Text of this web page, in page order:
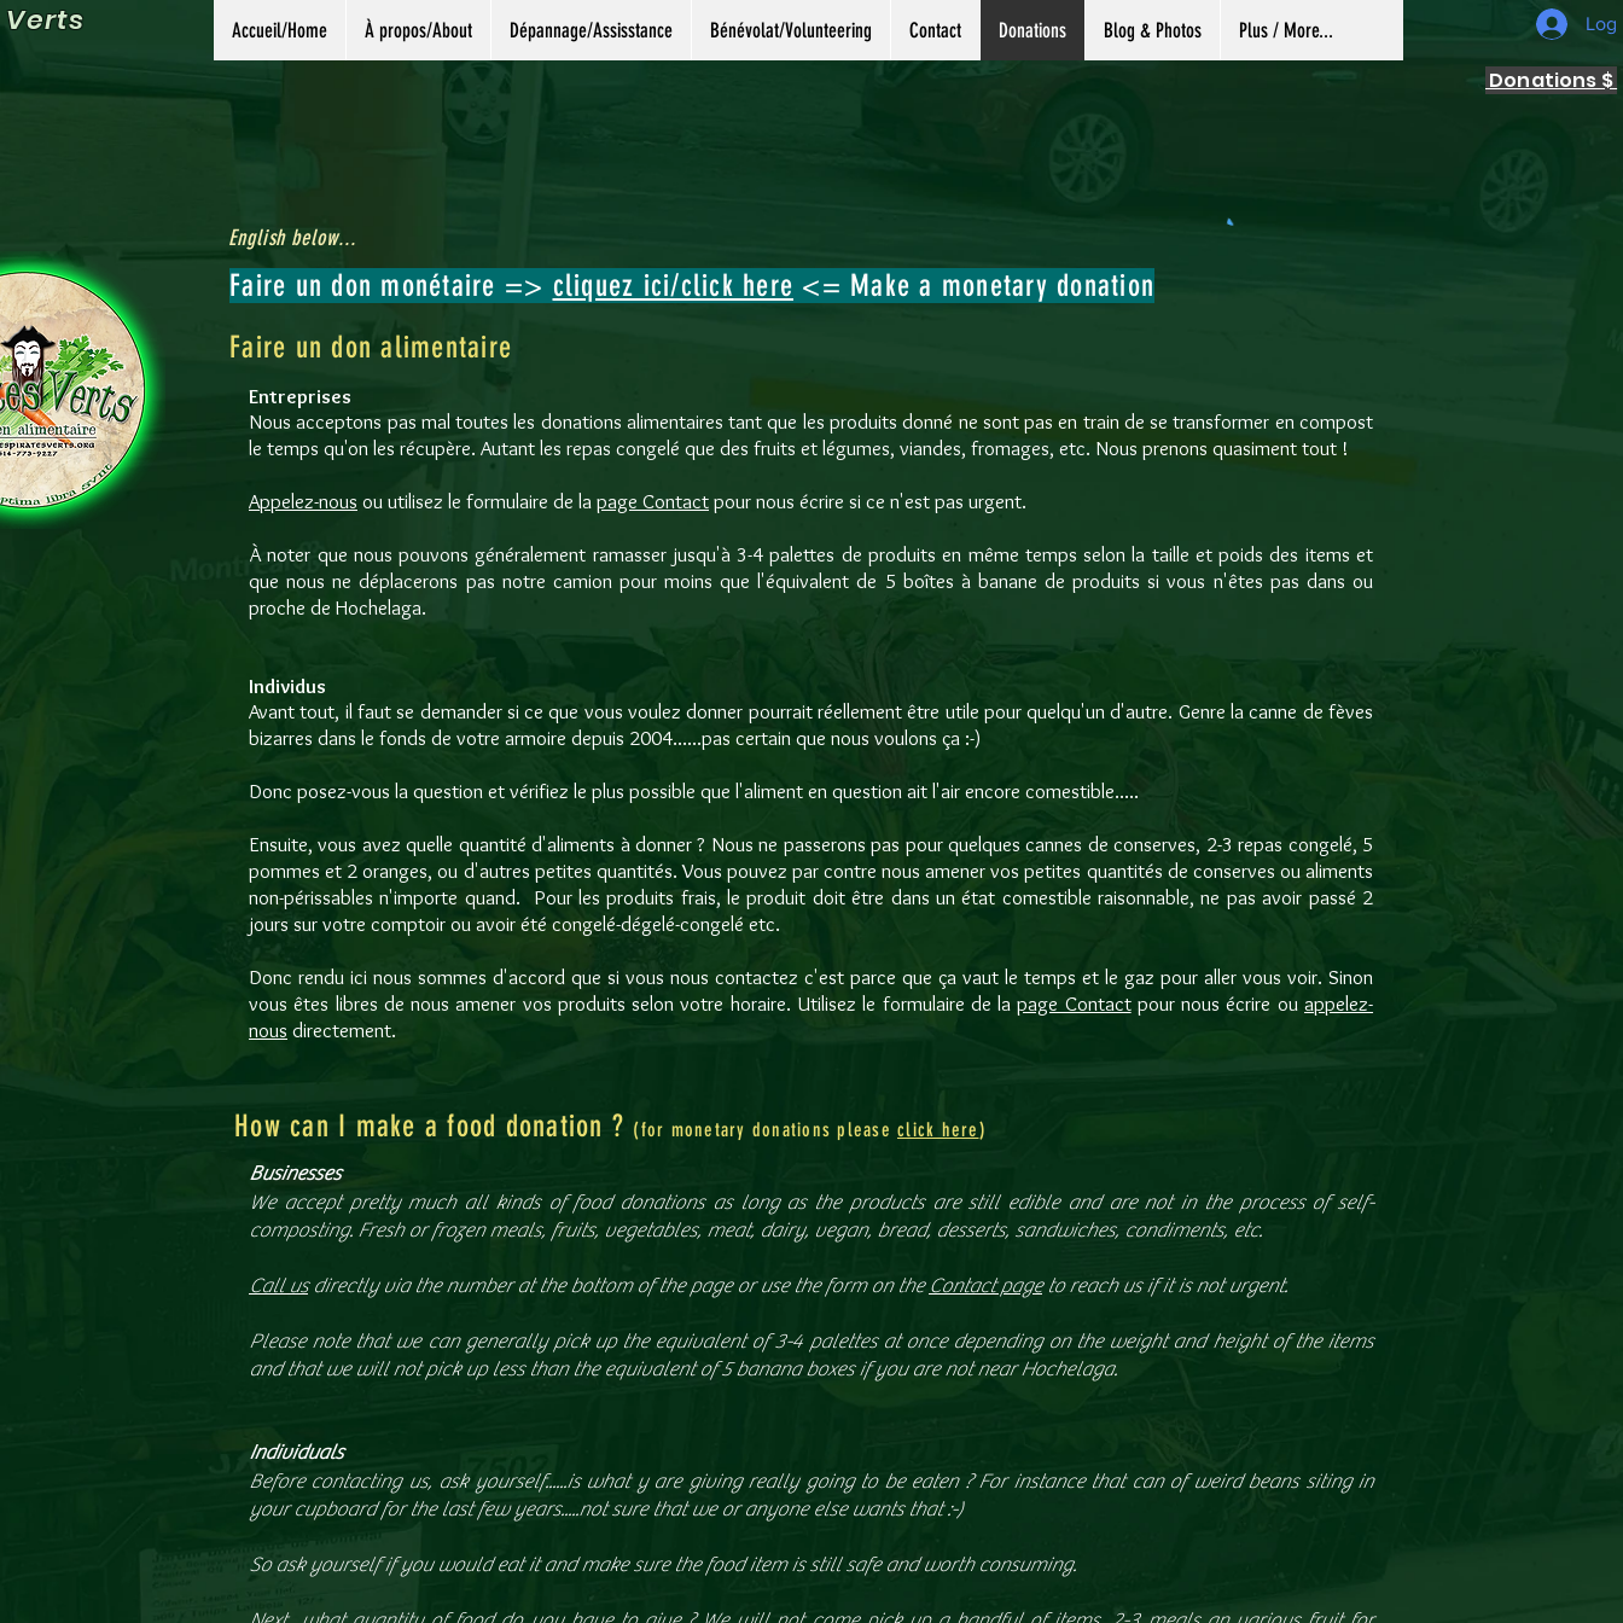
Accueil/Home À propos/About Dépannage/Assisstance Bénévolat/Volunteering Contact Donations Blog & Photos Plus / More...
Verts Log
Donations $
English below...
Faire un don monétaire => cliquez ici/click here <= Make a monetary donation
Faire un don alimentaire
Entreprises
Nous acceptons pas mal toutes les donations alimentaires tant que les produits donné ne sont pas en train de se transformer en compost
le temps qu'on les récupère. Autant les repas congelé que des fruits et légumes, viandes, fromages, etc. Nous prenons quasiment tout !
Appelez-nous ou utilisez le formulaire de la page Contact pour nous écrire si ce n'est pas urgent.
À noter que nous pouvons généralement ramasser jusqu'à 3-4 palettes de produits en même temps selon la taille et poids des items et
que nous ne déplacerons pas notre camion pour moins que l'équivalent de 5 boîtes à banane de produits si vous n'êtes pas dans ou
proche de Hochelaga.
Individus
Avant tout, il faut se demander si ce que vous voulez donner pourrait réellement être utile pour quelqu'un d'autre. Genre la canne de fèves
bizarres dans le fonds de votre armoire depuis 2004......pas certain que nous voulons ça :-)
Donc posez-vous la question et vérifiez le plus possible que l'aliment en question ait l'air encore comestible.....
Ensuite, vous avez quelle quantité d'aliments à donner ? Nous ne passerons pas pour quelques cannes de conserves, 2-3 repas congelé, 5
pommes et 2 oranges, ou d'autres petites quantités. Vous pouvez par contre nous amener vos petites quantités de conserves ou aliments
non-périssables n'importe quand. Pour les produits frais, le produit doit être dans un état comestible raisonnable, ne pas avoir passé 2
jours sur votre comptoir ou avoir été congelé-dégelé-congelé etc.
Donc rendu ici nous sommes d'accord que si vous nous contactez c'est parce que ça vaut le temps et le gaz pour aller vous voir. Sinon
vous êtes libres de nous amener vos produits selon votre horaire. Utilisez le formulaire de lapage Contactpour nous écrire ouappelez-
nous directement.
How can I make a food donation ? (for monetary donations please click here)
Businesses
We accept pretty much all kinds of food donations as long as the products are still edible and are not in the process of self-
composting. Fresh or frozen meals, fruits, vegetables, meat, dairy, vegan, bread, desserts, sandwiches, condiments, etc.
Call usdirectly via the number at the bottom of the page or use the form on the Contact pageto reach us if it is not urgent.
Please note that we can generally pick up the equivalent of 3-4 palettes at once depending on the weight and height of the items
and that we will not pick up less than the equivalent of 5 banana boxes if you are not near Hochelaga.
Individuals
Before contacting us, ask yourself......is what y are giving really going to be eaten ? For instance that can of weird beans siting in
your cupboard for the last few years.....not sure that we or anyone else wants that :-)
So ask yourself if you would eat it and make sure the food item is still safe and worth consuming.